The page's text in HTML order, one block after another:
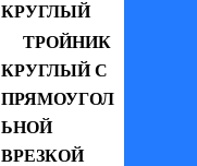
КРУГЛЫЙ
ТРОЙНИК
КРУГЛЫЙ С
ПРЯМОУГОЛ
ЬНОЙ
ВРЕЗКОЙ